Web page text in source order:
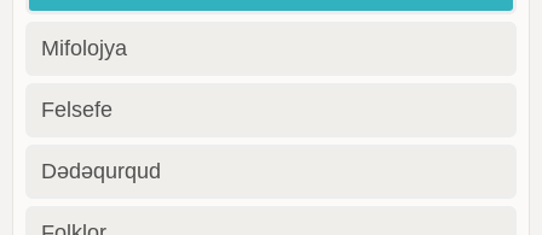
Mifolojya
Felsefe
Dədəqurqud